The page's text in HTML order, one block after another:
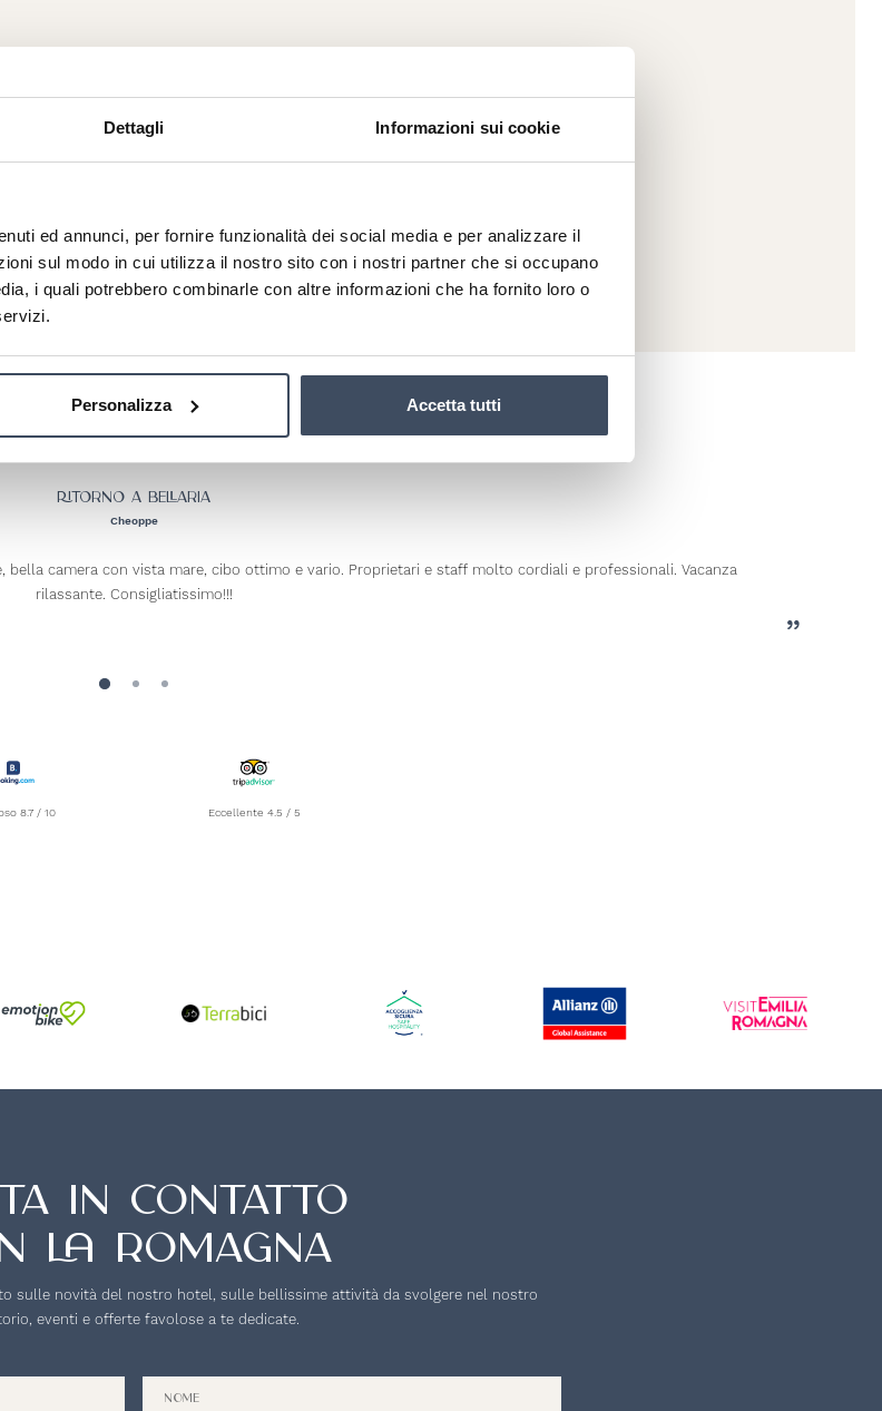
Dettagli Informazioni sui cookie
ed annunci, per fornire funzionalità dei social media e per analizzare il
sul modo in cui utilizza il nostro sito con i nostri partner che si occupano
i quali potrebbero combinarle con altre informazioni che ha fornito loro o
Personalizza Accetta tutti
Reception
Richiedi questa offerta
Ritorno a Bellaria
Cheoppe
camera con vista mare, cibo ottimo e vario. Proprietari e staff molto cordiali e professionali. Vacanza
rilassante. Consigliatissimo!!!
8.7 / 10 Eccellente 4.5 / 5
in contatto
la romagna
sulle novità del nostro hotel, sulle bellissime attività da svolgere nel nostro
eventi e offerte favolose a te dedicate.